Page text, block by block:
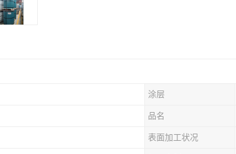
涂层
品名
表面加工状况